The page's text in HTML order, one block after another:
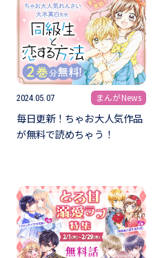
2024.05.07 まんがNews
毎日更新！ちゃお大人気作品
が無料で読めちゃう！